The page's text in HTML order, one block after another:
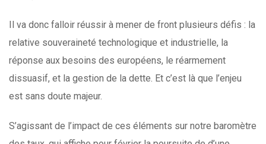
Il va donc falloir réussir à mener de front plusieurs défis : la
relative souveraineté technologique et industrielle, la
réponse aux besoins des européens, le réarmement
dissuasif, et la gestion de la dette. Et c’est là que l’enjeu
est sans doute majeur.
S’agissant de l’impact de ces éléments sur notre baromètre